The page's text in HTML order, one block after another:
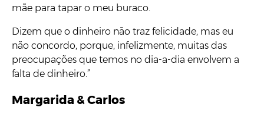
mãe para tapar o meu buraco.
Dizem que o dinheiro não traz felicidade, mas eu
não concordo, porque, infelizmente, muitas das
preocupações que temos no dia-a-dia envolvem a
falta de dinheiro.”
Margarida & Carlos